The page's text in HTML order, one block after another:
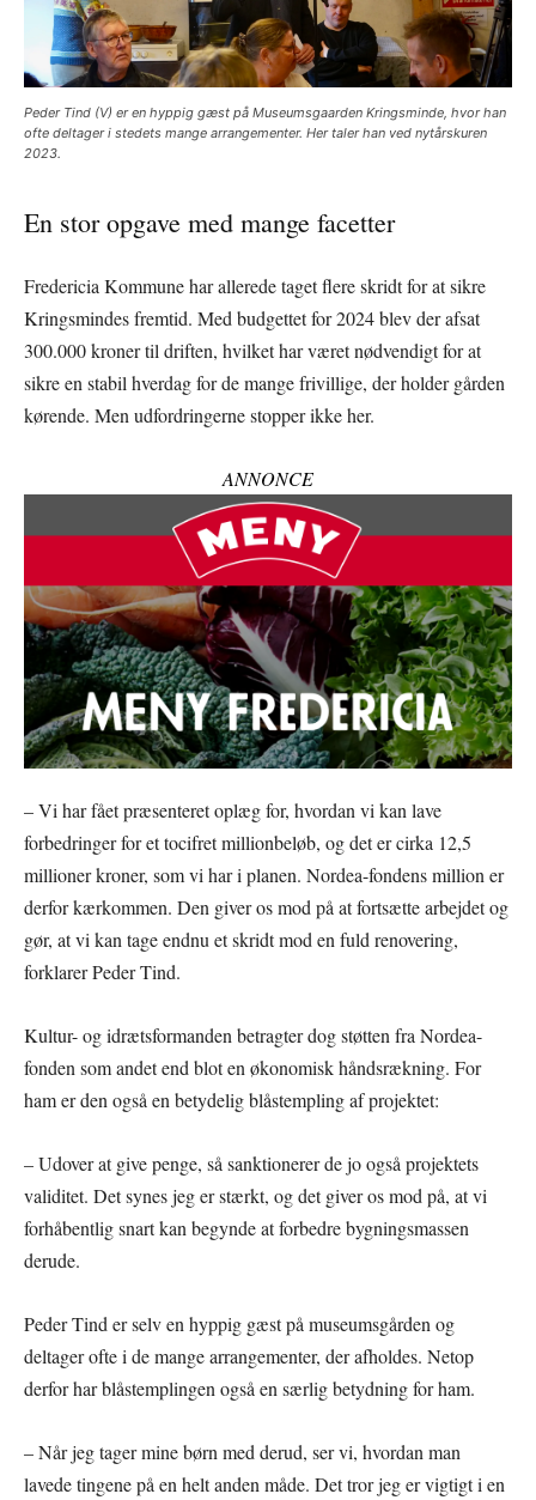
Peder Tind (V) er en hyppig gæst på Museumsgaarden Kringsminde, hvor han
ofte deltager i stedets mange arrangementer. Her taler han ved nytårskuren
2023.
En stor opgave med mange facetter
Fredericia Kommune har allerede taget flere skridt for at sikre
Kringsmindes fremtid. Med budgettet for 2024 blev der afsat
300.000 kroner til driften, hvilket har været nødvendigt for at
sikre en stabil hverdag for de mange frivillige, der holder gården
kørende. Men udfordringerne stopper ikke her.
ANNONCE
– Vi har fået præsenteret oplæg for, hvordan vi kan lave
forbedringer for et tocifret millionbeløb, og det er cirka 12,5
millioner kroner, som vi har i planen. Nordea-fondens million er
derfor kærkommen. Den giver os mod på at fortsætte arbejdet og
gør, at vi kan tage endnu et skridt mod en fuld renovering,
forklarer Peder Tind.
Kultur- og idrætsformanden betragter dog støtten fra Nordea-
fonden som andet end blot en økonomisk håndsrækning. For
ham er den også en betydelig blåstempling af projektet:
– Udover at give penge, så sanktionerer de jo også projektets
validitet. Det synes jeg er stærkt, og det giver os mod på, at vi
forhåbentlig snart kan begynde at forbedre bygningsmassen
derude.
Peder Tind er selv en hyppig gæst på museumsgården og
deltager ofte i de mange arrangementer, der afholdes. Netop
derfor har blåstemplingen også en særlig betydning for ham.
– Når jeg tager mine børn med derud, ser vi, hvordan man
lavede tingene på en helt anden måde. Det tror jeg er vigtigt i en